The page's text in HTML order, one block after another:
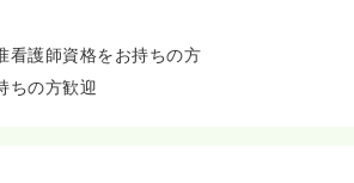
看護師資格をお持ちの方
ちの方歓迎